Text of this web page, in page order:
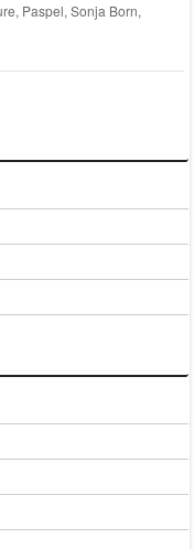
, Paspel, Sonja Born,